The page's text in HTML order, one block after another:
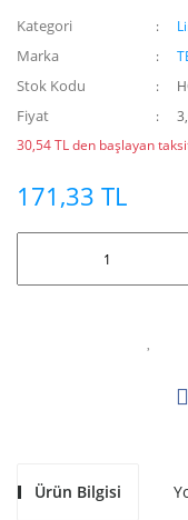
Kategori
Marka
Stok Kodu
Fiyat
30,54 TL den başlayan
171,33 TL
Ürün Bilgisi